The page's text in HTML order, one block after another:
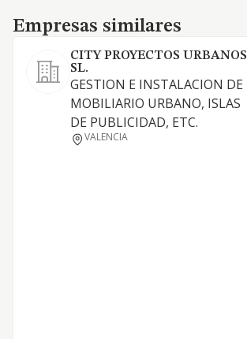
Empresas similares
Empresas similares
CITY PROYECTOS URBANOS
SL.
GESTION E INSTALACION DE
MOBILIARIO URBANO, ISLAS
DE PUBLICIDAD, ETC.
VALENCIA